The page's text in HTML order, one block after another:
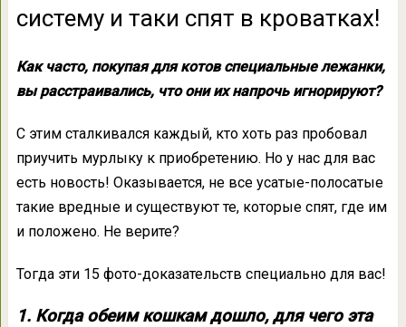
систему и таки спят в кроватках!
Как часто, покупая для котов специальные лежанки,
вы расстраивались, что они их напрочь игнорируют?
С этим сталкивался каждый, кто хоть раз пробовал
приучить мурлыку к приобретению. Но у нас для вас
есть новость! Оказывается, не все усатые-полосатые
такие вредные и существуют те, которые спят, где им
и положено. Не верите?
Тогда эти 15 фото-доказательств специально для вас!
1. Когда обеим кошкам дошло, для чего эта